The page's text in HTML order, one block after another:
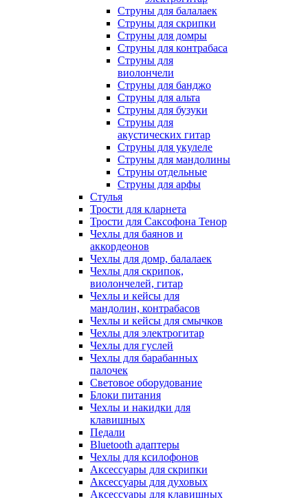
Струны для балалаек
Струны для скрипки
Струны для домры
Струны для контрабаса
Струны для
виолончели
Струны для банджо
Струны для альта
Струны для бузуки
Струны для
акустических гитар
Струны для укулеле
Струны для мандолины
Струны отдельные
Струны для арфы
Стулья
Трости для кларнета
Трости для Саксофона Тенор
Чехлы для баянов и
аккордеонов
Чехлы для домр, балалаек
Чехлы для скрипок,
виолончелей, гитар
Чехлы и кейсы для
мандолин, контрабасов
Чехлы и кейсы для смычков
Чехлы для электрогитар
Чехлы для гуслей
Чехлы для барабанных
палочек
Световое оборудование
Блоки питания
Чехлы и накидки для
клавишных
Педали
Bluetooth адаптеры
Чехлы для ксилофонов
Аксессуары для скрипки
Аксессуары для духовых
Аксессуары для клавишных